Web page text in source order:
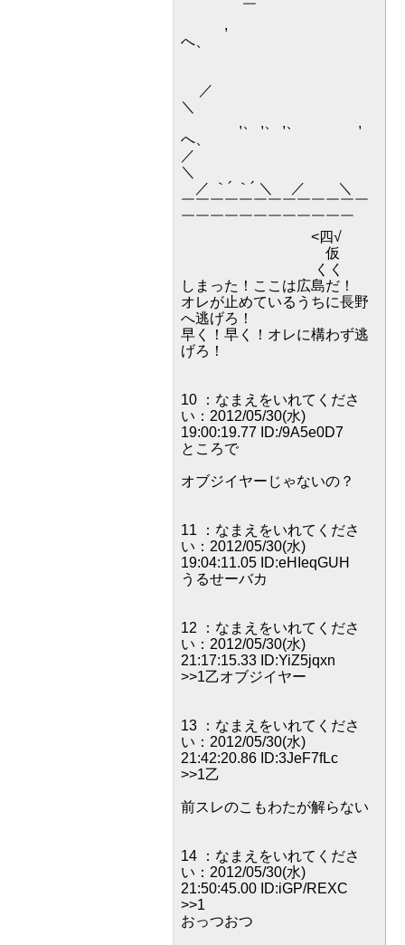
￣
,
へ、
／
＼
,、 ,、 ,、 ,
へ、
／
＼
／ ｀´ ｀´ ＼ ／ ＼
￣￣￣￣￣￣￣￣￣￣￣￣￣
￣￣￣￣￣￣￣￣￣￣￣￣
<四√
仮
くく
しまった！ここは広島だ！
オレが止めているうちに長野
へ逃げろ！
早く！早く！オレに構わず逃
げろ！
10 ：なまえをいれてくださ
い：2012/05/30(水)
19:00:19.77 ID:/9A5e0D7
ところで
オブジイヤーじゃないの？
11 ：なまえをいれてくださ
い：2012/05/30(水)
19:04:11.05 ID:eHIeqGUH
うるせーバカ
12 ：なまえをいれてくださ
い：2012/05/30(水)
21:17:15.33 ID:YiZ5jqxn
>>1乙オブジイヤー
13 ：なまえをいれてくださ
い：2012/05/30(水)
21:42:20.86 ID:3JeF7fLc
>>1乙
前スレのこもわたが解らない
14 ：なまえをいれてくださ
い：2012/05/30(水)
21:50:45.00 ID:iGP/REXC
>>1
おっつおつ